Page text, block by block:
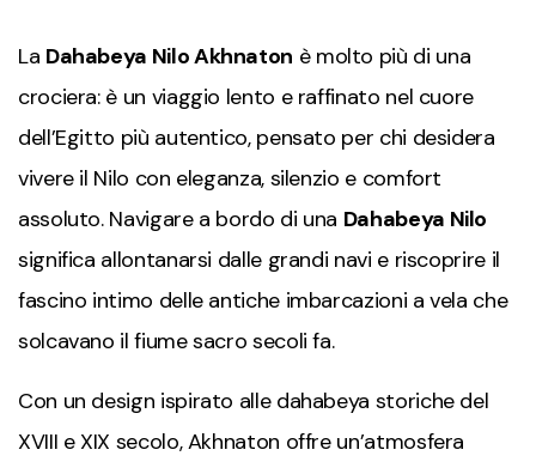
La Dahabeya Nilo Akhnaton è molto più di una
crociera: è un viaggio lento e raffinato nel cuore
dell’Egitto più autentico, pensato per chi desidera
vivere il Nilo con eleganza, silenzio e comfort
assoluto. Navigare a bordo di una Dahabeya Nilo
significa allontanarsi dalle grandi navi e riscoprire il
fascino intimo delle antiche imbarcazioni a vela che
solcavano il fiume sacro secoli fa.
Con un design ispirato alle dahabeya storiche del
XVIII e XIX secolo, Akhnaton offre un’atmosfera